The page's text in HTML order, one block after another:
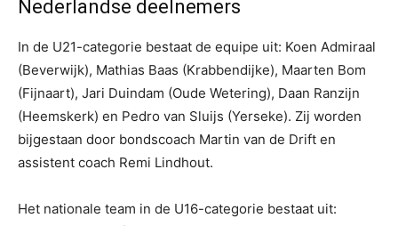
Nederlandse deelnemers
In de U21-categorie bestaat de equipe uit: Koen Admiraal
(Beverwijk), Mathias Baas (Krabbendijke), Maarten Bom
(Fijnaart), Jari Duindam (Oude Wetering), Daan Ranzijn
(Heemskerk) en Pedro van Sluijs (Yerseke). Zij worden
bijgestaan door bondscoach Martin van de Drift en
assistent coach Remi Lindhout.
Het nationale team in de U16-categorie bestaat uit: